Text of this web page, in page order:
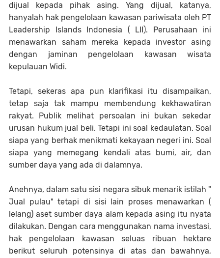
dijual kepada pihak asing. Yang dijual, katanya,
hanyalah hak pengelolaan kawasan pariwisata oleh PT
Leadership Islands Indonesia ( LII). Perusahaan ini
menawarkan saham mereka kepada investor asing
dengan jaminan pengelolaan kawasan wisata
kepulauan Widi.
Tetapi, sekeras apa pun klarifikasi itu disampaikan,
tetap saja tak mampu membendung kekhawatiran
rakyat. Publik melihat persoalan ini bukan sekedar
urusan hukum jual beli. Tetapi ini soal kedaulatan. Soal
siapa yang berhak menikmati kekayaan negeri ini. Soal
siapa yang memegang kendali atas bumi, air, dan
sumber daya yang ada di dalamnya.
Anehnya, dalam satu sisi negara sibuk menarik istilah "
Jual pulau" tetapi di sisi lain proses menawarkan (
lelang) aset sumber daya alam kepada asing itu nyata
dilakukan. Dengan cara menggunakan nama investasi,
hak pengelolaan kawasan seluas ribuan hektare
berikut seluruh potensinya di atas dan bawahnya,